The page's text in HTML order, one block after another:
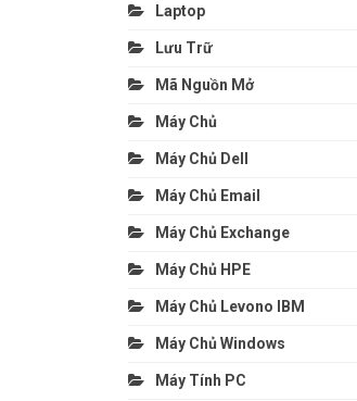
Laptop
Lưu Trữ
Mã Nguồn Mở
Máy Chủ
Máy Chủ Dell
Máy Chủ Email
Máy Chủ Exchange
Máy Chủ HPE
Máy Chủ Levono IBM
Máy Chủ Windows
Máy Tính PC